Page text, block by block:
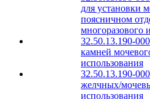
для установки
поясничном
многоразового
32.50.13.190-
камней
использования
32.50.13.190-
желчных/
использования